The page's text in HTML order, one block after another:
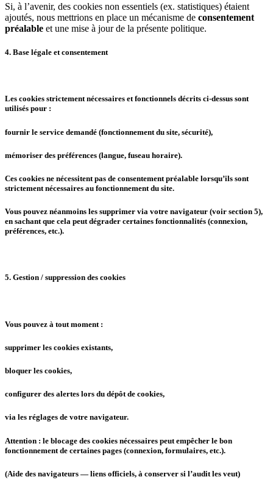
Si, à l’avenir, des cookies non essentiels (ex. statistiques) étaient
ajoutés, nous mettrions en place un mécanisme de consentement
préalable et une mise à jour de la présente politique.
4. Base légale et consentement
Les cookies strictement nécessaires et fonctionnels décrits ci-dessus sont
utilisés pour :
fournir le service demandé (fonctionnement du site, sécurité),
mémoriser des préférences (langue, fuseau horaire).
Ces cookies ne nécessitent pas de consentement préalable lorsqu’ils sont
strictement nécessaires au fonctionnement du site.
Vous pouvez néanmoins les supprimer via votre navigateur (voir section 5),
en sachant que cela peut dégrader certaines fonctionnalités (connexion,
préférences, etc.).
5. Gestion / suppression des cookies
Vous pouvez à tout moment :
supprimer les cookies existants,
bloquer les cookies,
configurer des alertes lors du dépôt de cookies,
via les réglages de votre navigateur.
Attention : le blocage des cookies nécessaires peut empêcher le bon
fonctionnement de certaines pages (connexion, formulaires, etc.).
(Aide des navigateurs — liens officiels, à conserver si l’audit les veut)